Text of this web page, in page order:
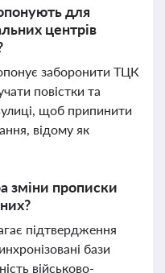
для
центрів
заборонити ТЦК
повістки та
щоб припинити
відому як
зміни прописки
підтвердження
бази
військово-